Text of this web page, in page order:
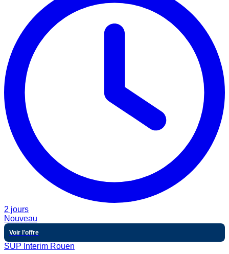
2 jours
Nouveau
Voir l'offre
SUP Interim Rouen